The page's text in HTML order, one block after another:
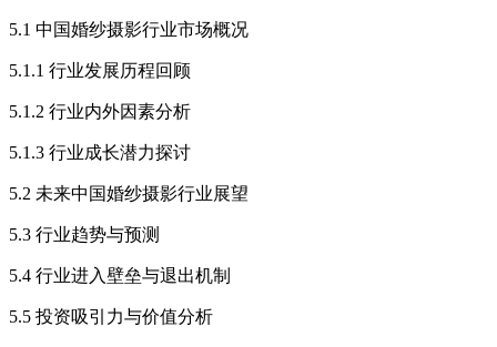
5.1 中国婚纱摄影行业市场概况
5.1.1 行业发展历程回顾
5.1.2 行业内外因素分析
5.1.3 行业成长潜力探讨
5.2 未来中国婚纱摄影行业展望
5.3 行业趋势与预测
5.4 行业进入壁垒与退出机制
5.5 投资吸引力与价值分析